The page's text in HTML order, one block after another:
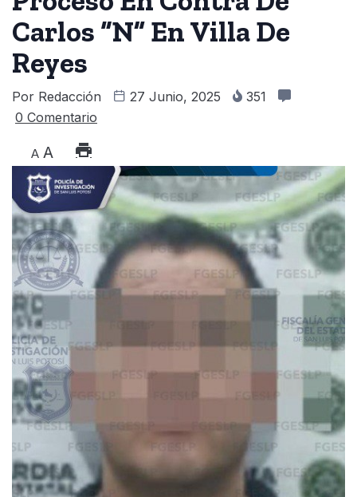
Carlos “N” En Villa De
Reyes
Por Redacción 27 Junio, 2025
351
0 Comentario
A A